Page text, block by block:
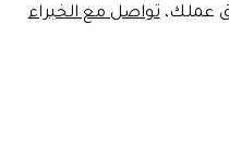
عملك،تواصل مع الخبراء